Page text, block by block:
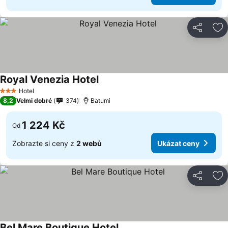
Sdílet
3 Počet hvězdiček
Hotel
Royal Venezia Hotel
8,2 Velmi dobré 374 Batumi
Od 1 224 Kč
Zobrazte si ceny z 2 webů Ukázat ceny
Sdílet